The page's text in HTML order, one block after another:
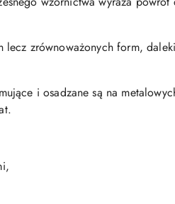
zrównoważonych form,
i osadzane są na